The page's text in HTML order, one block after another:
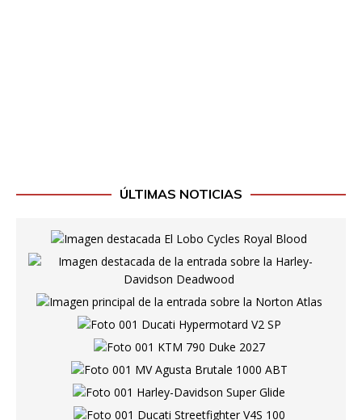
ÚLTIMAS NOTICIAS